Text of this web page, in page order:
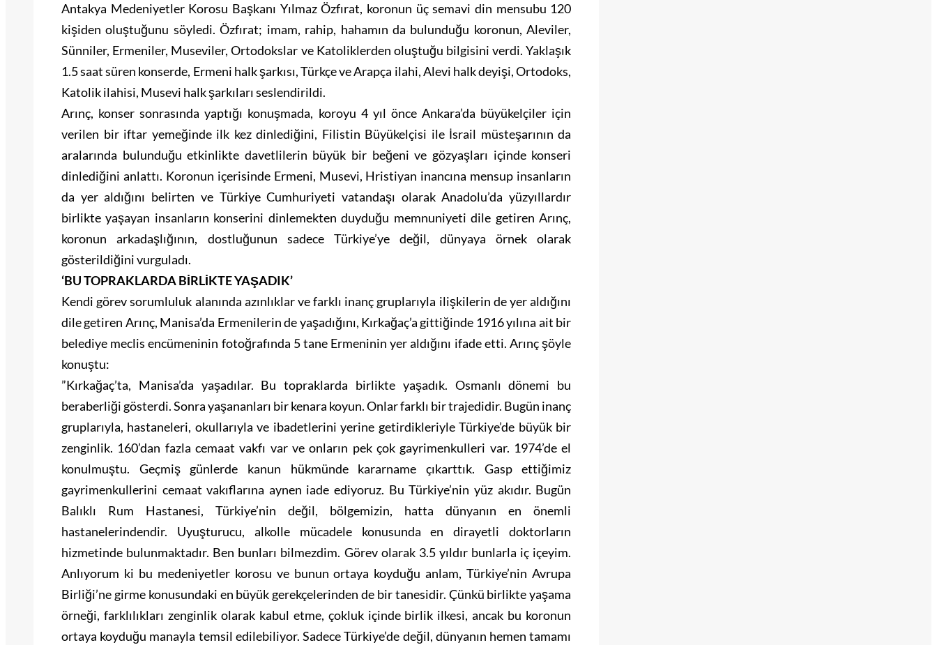
Antakya Medeniyetler Korosu Başkanı Yılmaz Özfırat, koronun üç semavi din mensubu 120
kişiden oluştuğunu söyledi. Özfırat; imam, rahip, hahamın da bulunduğu koronun, Aleviler,
Sünniler, Ermeniler, Museviler, Ortodokslar ve Katoliklerden oluştuğu bilgisini verdi. Yaklaşık
1.5 saat süren konserde, Ermeni halk şarkısı, Türkçe ve Arapça ilahi, Alevi halk deyişi, Ortodoks,
Katolik ilahisi, Musevi halk şarkıları seslendirildi.
Arınç, konser sonrasında yaptığı konuşmada, koroyu 4 yıl önce Ankara’da büyükelçiler için
verilen bir iftar yemeğinde ilk kez dinlediğini, Filistin Büyükelçisi ile İsrail müsteşarının da
aralarında bulunduğu etkinlikte davetlilerin büyük bir beğeni ve gözyaşları içinde konseri
dinlediğini anlattı. Koronun içerisinde Ermeni, Musevi, Hristiyan inancına mensup insanların
da yer aldığını belirten ve Türkiye Cumhuriyeti vatandaşı olarak Anadolu’da yüzyıllardır
birlikte yaşayan insanların konserini dinlemekten duyduğu memnuniyeti dile getiren Arınç,
koronun arkadaşlığının, dostluğunun sadece Türkiye’ye değil, dünyaya örnek olarak
gösterildiğini vurguladı.
‘BU TOPRAKLARDA BİRLİKTE YAŞADIK’
Kendi görev sorumluluk alanında azınlıklar ve farklı inanç gruplarıyla ilişkilerin de yer aldığını
dile getiren Arınç, Manisa’da Ermenilerin de yaşadığını, Kırkağaç’a gittiğinde 1916 yılına ait bir
belediye meclis encümeninin fotoğrafında 5 tane Ermeninin yer aldığını ifade etti. Arınç şöyle
konuştu:
”Kırkağaç’ta, Manisa’da yaşadılar. Bu topraklarda birlikte yaşadık. Osmanlı dönemi bu
beraberliği gösterdi. Sonra yaşananları bir kenara koyun. Onlar farklı bir trajedidir. Bugün inanç
gruplarıyla, hastaneleri, okullarıyla ve ibadetlerini yerine getirdikleriyle Türkiye’de büyük bir
zenginlik. 160’dan fazla cemaat vakfı var ve onların pek çok gayrimenkulleri var. 1974’de el
konulmuştu. Geçmiş günlerde kanun hükmünde kararname çıkarttık. Gasp ettiğimiz
gayrimenkullerini cemaat vakıflarına aynen iade ediyoruz. Bu Türkiye’nin yüz akıdır. Bugün
Balıklı Rum Hastanesi, Türkiye’nin değil, bölgemizin, hatta dünyanın en önemli
hastanelerindendir. Uyuşturucu, alkolle mücadele konusunda en dirayetli doktorların
hizmetinde bulunmaktadır. Ben bunları bilmezdim. Görev olarak 3.5 yıldır bunlarla iç içeyim.
Anlıyorum ki bu medeniyetler korosu ve bunun ortaya koyduğu anlam, Türkiye’nin Avrupa
Birliği’ne girme konusundaki en büyük gerekçelerinden de bir tanesidir. Çünkü birlikte yaşama
örneği, farklılıkları zenginlik olarak kabul etme, çokluk içinde birlik ilkesi, ancak bu koronun
ortaya koyduğu manayla temsil edilebiliyor. Sadece Türkiye’de değil, dünyanın hemen tamamı